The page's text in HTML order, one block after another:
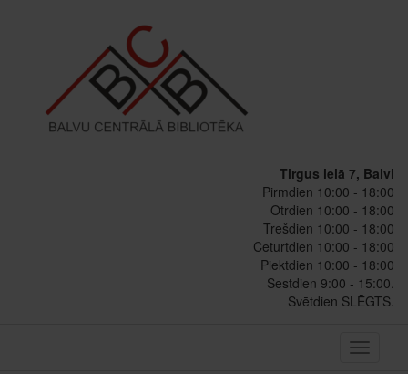
Tirgus ielā 7, Balvi
Pirmdien 10:00 - 18:00
Otrdien 10:00 - 18:00
Trešdien 10:00 - 18:00
Ceturtdien 10:00 - 18:00
Piektdien 10:00 - 18:00
Sestdien 9:00 - 15:00.
Svētdien SLĒGTS.
Toggle